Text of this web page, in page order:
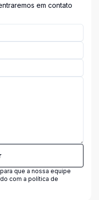
em contato
que a nossa equipe
com a política de